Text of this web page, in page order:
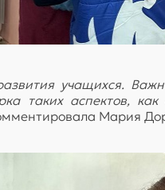
учащихся.
таких аспектов,
Мария